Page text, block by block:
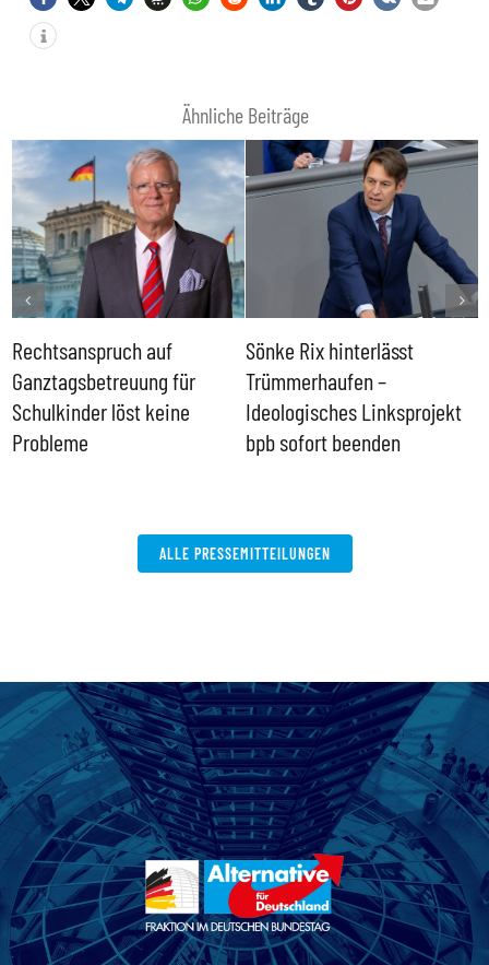
Ähnliche Beiträge
Rechtsanspruch auf
Ganztagsbetreuung für
Schulkinder löst keine
Probleme
Sönke Rix hinterlässt
Trümmerhaufen –
Ideologisches Linksprojekt
bpb sofort beenden
ALLE PRESSEMITTEILUNGEN